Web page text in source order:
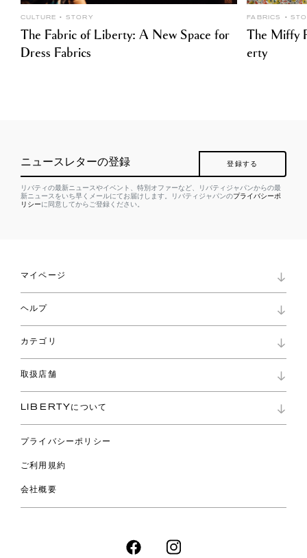
CULTURE STORY
The Fabric of Liberty: A New Space for
Dress Fabrics
FABRICS
The Miffy
erty
ニュースレターの登録 登録する
リバティの最新ニュースやイベント、特別オファーなど、リバティジャパンからの最
新ニュースをいち早くメールにてお届けします。リバティジャパンのプライバシーポ
リシーに同意してからご登録ください。
マイページ
ロイヤリティプログラム
パスワード再設定
ショッピングバッグ
ヘルプ
お問い合わせ
よくあるご質問
ご利用ガイド
カテゴリ
コレクション
ファブリックス
バッグ
スカーフ
ウェア
ライフスタイル
スペシャル
取扱店舗
リバティ・ファブリックス
LIBERTYについて
プライバシーポリシー
ご利用規約
会社概要